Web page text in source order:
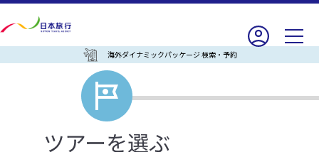
海外ダイナミックパッケージ 検索・予約